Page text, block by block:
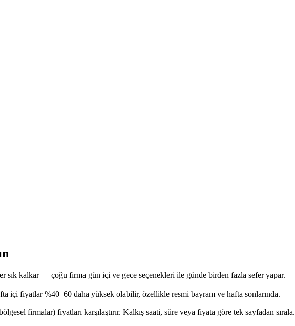
kalkar — çoğu firma gün içi ve gece seçenekleri ile günde birden fazla sefer yapar.
içi fiyatlar %40–60 daha yüksek olabilir, özellikle resmi bayram ve hafta sonlarında.
firmalar) fiyatları karşılaştırır. Kalkış saati, süre veya fiyata göre tek sayfadan sırala.